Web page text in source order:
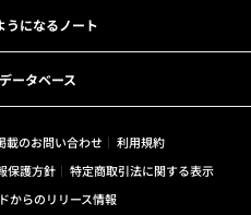
うになるノート
ータベース
載のお問い合わせ
利用規約
保護方針
特定商取引法に関する表示
からのリリース情報